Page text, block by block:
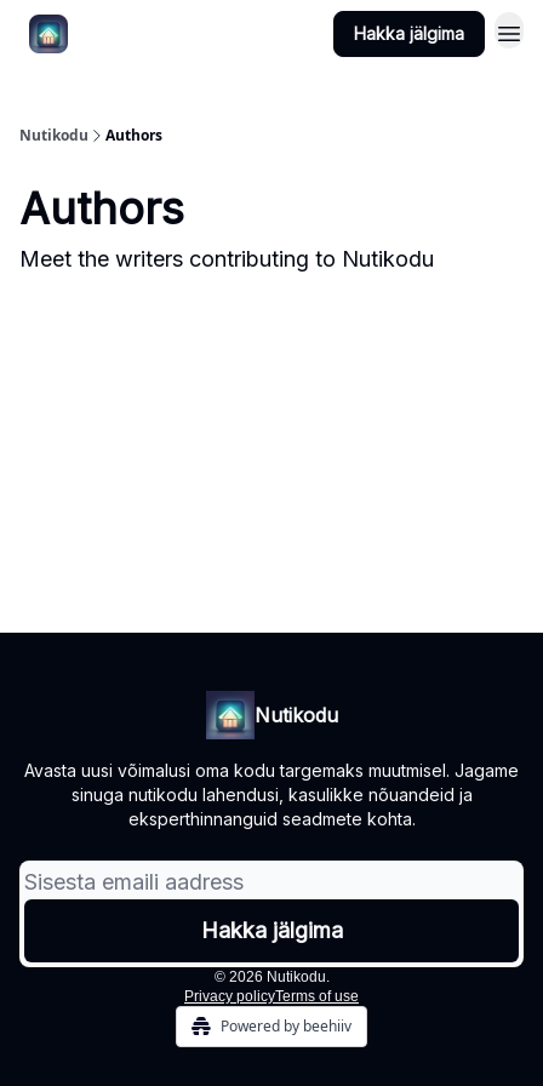
Hakka jälgima
Nutikodu Authors
Authors
Meet the writers contributing to Nutikodu
Nutikodu
Avasta uusi võimalusi oma kodu targemaks muutmisel. Jagame
sinuga nutikodu lahendusi, kasulikke nõuandeid ja
eksperthinnanguid seadmete kohta.
© 2026 Nutikodu.
Privacy policyTerms of use
Powered by beehiiv